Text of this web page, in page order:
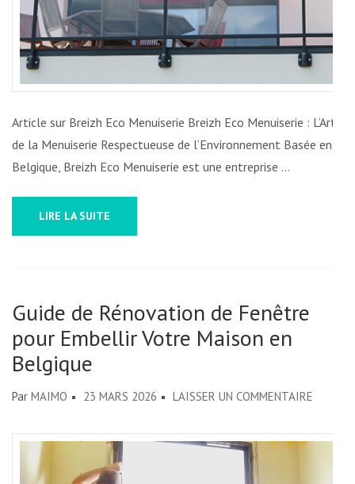
Article sur Breizh Eco Menuiserie Breizh Eco Menuiserie : L’Art
de la Menuiserie Respectueuse de l’Environnement Basée en
Belgique, Breizh Eco Menuiserie est une entreprise …
LIRE LA SUITE
Guide de Rénovation de Fenêtre
pour Embellir Votre Maison en
Belgique
Par MAIMO 23 MARS 2026 LAISSER UN COMMENTAIRE
DE